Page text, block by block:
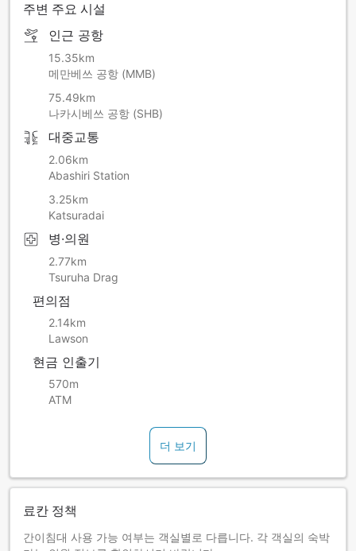
주변 주요 시설
인근 공항
15.35km
메만베쓰 공항 (MMB)
75.49km
나카시베쓰 공항 (SHB)
대중교통
2.06km
Abashiri Station
3.25km
Katsuradai
병·의원
2.77km
Tsuruha Drag
편의점
2.14km
Lawson
현금 인출기
570m
ATM
더 보기
료칸 정책
간이침대 사용 가능 여부는 객실별로 다릅니다. 각 객실의 숙박